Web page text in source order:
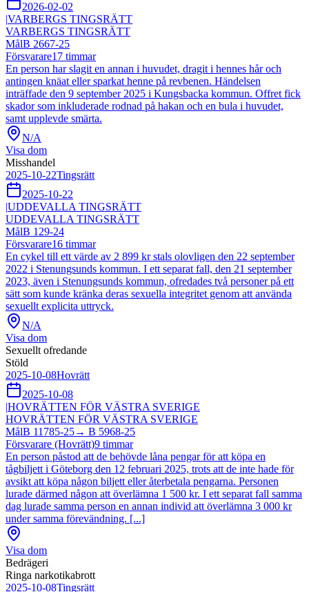
2026-02-02
|VARBERGS TINGSRÄTT
VARBERGS TINGSRÄTT
MålB 2667-25
Försvarare17 timmar
En person har slagit en annan i huvudet, dragit i hennes hår och
antingen knäat eller sparkat henne på revbenen. Händelsen
inträffade den 9 september 2025 i Kungsbacka kommun. Offret fick
skador som inkluderade rodnad på hakan och en bula i huvudet,
samt upplevde smärta.
N/A
Visa dom
Misshandel
2025-10-22Tingsrätt
2025-10-22
|UDDEVALLA TINGSRÄTT
UDDEVALLA TINGSRÄTT
MålB 129-24
Försvarare16 timmar
En cykel till ett värde av 2 899 kr stals olovligen den 22 september
2022 i Stenungsunds kommun. I ett separat fall, den 21 september
2023, även i Stenungsunds kommun, ofredades två personer på ett
sätt som kunde kränka deras sexuella integritet genom att använda
sexuellt explicita uttryck.
N/A
Visa dom
Sexuellt ofredande
Stöld
2025-10-08Hovrätt
2025-10-08
|HOVRÄTTEN FÖR VÄSTRA SVERIGE
HOVRÄTTEN FÖR VÄSTRA SVERIGE
MålB 11785-25→ B 5968-25
Försvarare (Hovrätt)9 timmar
En person påstod att de behövde låna pengar för att köpa en
tågbiljett i Göteborg den 12 februari 2025, trots att de inte hade för
avsikt att köpa någon biljett eller återbetala pengarna. Personen
lurade därmed någon att överlämna 1 500 kr. I ett separat fall samma
dag lurade samma person en annan individ att överlämna 3 000 kr
under samma förevändning. [...]
Visa dom
Bedrägeri
Ringa narkotikabrott
2025-10-08Tingsrätt